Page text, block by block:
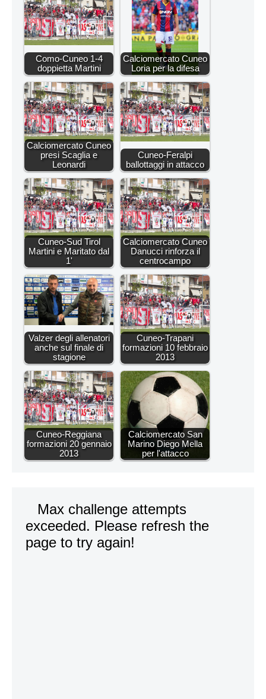
Como-Cuneo 1-4
doppietta Martini
Calciomercato Cuneo
Loria per la difesa
Calciomercato Cuneo
presi Scaglia e
Leonardi
Cuneo-Feralpi
ballottaggi in attacco
Cuneo-Sud Tirol
Martini e Maritato dal
1'
Calciomercato Cuneo
Danucci rinforza il
centrocampo
Valzer degli allenatori
anche sul finale di
stagione
Cuneo-Trapani
formazioni 10 febbraio
2013
Cuneo-Reggiana
formazioni 20 gennaio
2013
Calciomercato San
Marino Diego Mella
per l'attacco